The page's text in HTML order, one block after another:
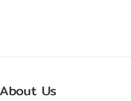
Us